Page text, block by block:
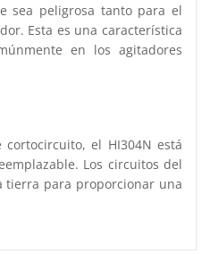
sea peligrosa tanto para el
Esta es una característica
en los agitadores
el HI304N está
Los circuitos del
tierra para proporcionar una